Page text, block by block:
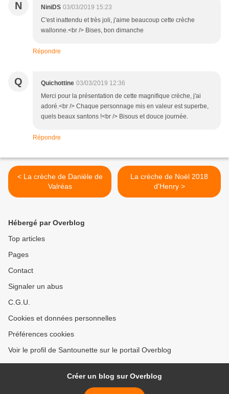
N NiniDS 03/03/2019 15:23
C'est inattendu et très joli, j'aime beaucoup cette crèche
wallonne.<br /> Bises, bon dimanche
Répondre
Q Quichottine 03/03/2019 12:36
Merci pour la présentation de cette magnifique crèche, j'ai
adoré.<br /> Chaque personnage mis en valeur est superbe,
quels beaux santons !<br /> Bisous et douce journée.
Répondre
< La crèche de Danièle de
Valréas
La crèche de Noël 2018
d'Henry >
Hébergé par Overblog
Top articles
Pages
Contact
Signaler un abus
C.G.U.
Cookies et données personnelles
Préférences cookies
Voir le profil de Santounette sur le portail Overblog
Créer un blog sur Overblog